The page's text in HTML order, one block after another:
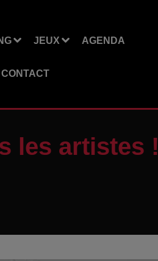
JEUX AGENDA
CONTACT
les artistes !